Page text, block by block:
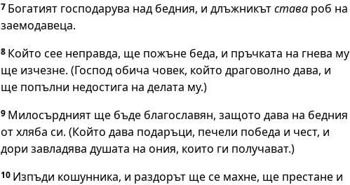
7 Богатият господарува над бедния, и длъжникътстава роб на
заемодавеца.
8 Който сее неправда, ще пожъне беда, и пръчката на гнева му
ще изчезне. (Господ обича човек, който драговолно дава, и
ще попълни недостига на делата му.)
9 Милосърдният ще бъде благославян, защото дава на бедния
от хляба си. (Който дава подаръци, печели победа и чест, и
дори завладява душата на ония, които ги получават.)
10 Изпъди кошунника, и раздорът ще се махне, ще престане и